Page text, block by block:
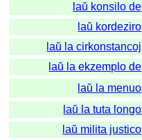
laŭ konsilo de
laŭ kordeziro
laŭ la cirkonstancoj
laŭ la ekzemplo de
laŭ la menuo
laŭ la tuta longo
laŭ milita justico